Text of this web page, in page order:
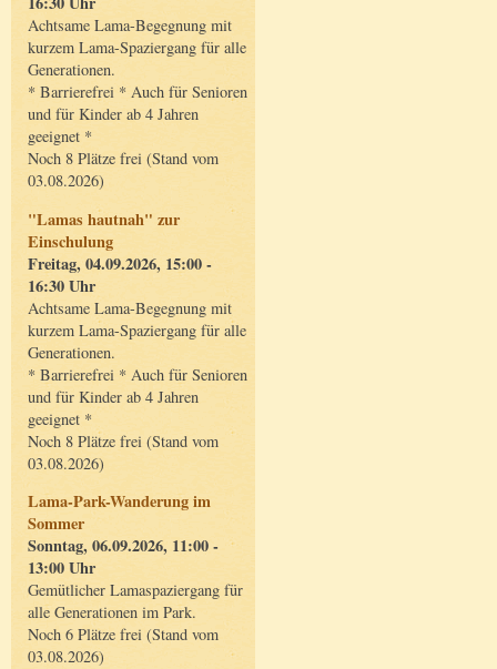
Achtsame Lama-Begegnung mit
kurzem Lama-Spaziergang für alle
Generationen.
* Barrierefrei * Auch für Senioren
und für Kinder ab 4 Jahren
geeignet *
Noch 8 Plätze frei (Stand vom
03.08.2026)
"Lamas hautnah" zur
Einschulung
Freitag, 04.09.2026, 15:00 -
16:30 Uhr
Achtsame Lama-Begegnung mit
kurzem Lama-Spaziergang für alle
Generationen.
* Barrierefrei * Auch für Senioren
und für Kinder ab 4 Jahren
geeignet *
Noch 8 Plätze frei (Stand vom
03.08.2026)
Lama-Park-Wanderung im
Sommer
Sonntag, 06.09.2026, 11:00 -
13:00 Uhr
Gemütlicher Lamaspaziergang für
alle Generationen im Park.
Noch 6 Plätze frei (Stand vom
03.08.2026)